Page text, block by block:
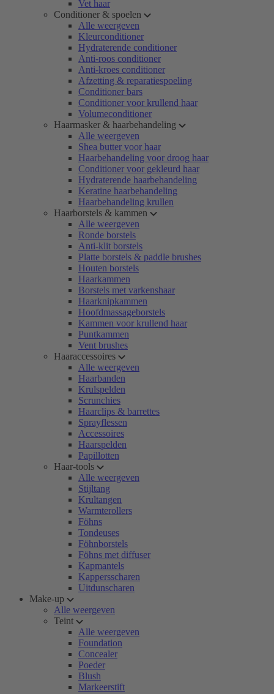
Vet haar
Conditioner & spoelen
Alle weergeven
Kleurconditioner
Hydraterende conditioner
Anti-roos conditioner
Anti-kroes conditioner
Afzetting & reparatiespoeling
Conditioner bars
Conditioner voor krullend haar
Volumeconditioner
Haarmasker & haarbehandeling
Alle weergeven
Shea butter voor haar
Haarbehandeling voor droog haar
Conditioner voor gekleurd haar
Hydraterende haarbehandeling
Keratine haarbehandeling
Haarbehandeling krullen
Haarborstels & kammen
Alle weergeven
Ronde borstels
Anti-klit borstels
Platte borstels & paddle brushes
Houten borstels
Haarkammen
Borstels met varkenshaar
Haarknipkammen
Hoofdmassageborstels
Kammen voor krullend haar
Puntkammen
Vent brushes
Haaraccessoires
Alle weergeven
Haarbanden
Krulspelden
Scrunchies
Haarclips & barrettes
Sprayflessen
Accessoires
Haarspelden
Papillotten
Haar-tools
Alle weergeven
Stijltang
Krultangen
Warmterollers
Föhns
Tondeuses
Föhnborstels
Föhns met diffuser
Kapmantels
Kappersscharen
Uitdunscharen
Make-up
Alle weergeven
Teint
Alle weergeven
Foundation
Concealer
Poeder
Blush
Markeerstift